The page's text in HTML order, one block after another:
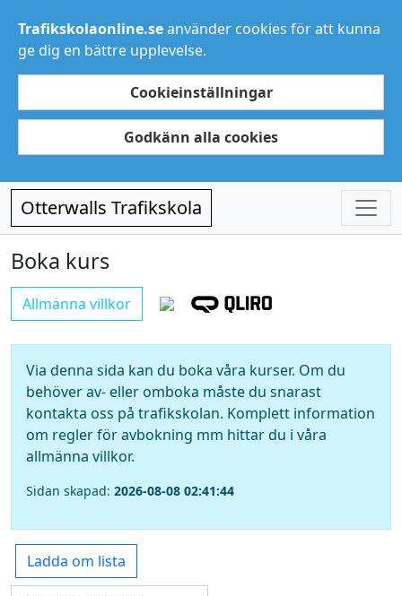
Trafikskolaonline.seanvänder cookies för att kunna
ge dig en bättre upplevelse.
Cookieinställningar
Godkänn alla cookies
Otterwalls Trafikskola
Boka kurs
Allmänna villkor
Via denna sida kan du boka våra kurser. Om du
behöver av- eller omboka måste du snarast
kontakta oss på trafikskolan. Komplett information
om regler för avbokning mm hittar du i våra
allmänna villkor.
Sidan skapad: 2026-08-08 02:41:44
Ladda om lista